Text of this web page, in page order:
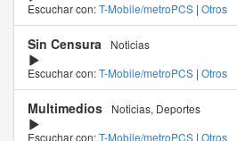
Escuchar con:T-Mobile/metroPCS | Otros
Sin Censura
Noticias
Escuchar con:T-Mobile/metroPCS | Otros
Multimedios
Noticias, Deportes
Escuchar con:T-Mobile/metroPCS | Otros